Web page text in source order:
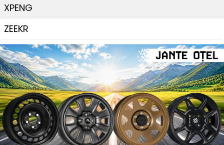
XPENG
ZEEKR